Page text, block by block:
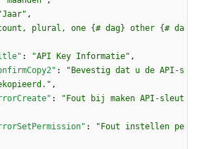
,
plural, one {# dag} other {# da
: "API Key Informatie" ,
:
"Bevestig dat u de API-s
,
:
"Fout bij maken API-sleut
:
"Fout instellen pe